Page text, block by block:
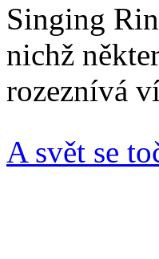
Singing
nichž
rozeznívá
A svět se